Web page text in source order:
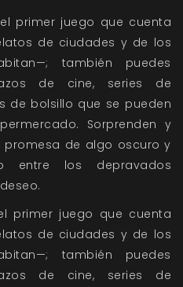
primer juego que cuenta
de ciudades y de los
también puedes
de cine, series de
de bolsillo que se pueden
Sorprenden y
de algo oscuro y
entre los depravados
primer juego que cuenta
de ciudades y de los
también puedes
de cine, series de